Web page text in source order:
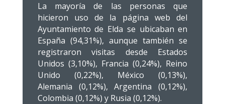
La mayoría de las personas que
hicieron uso de la página web del
Ayuntamiento de Elda se ubicaban en
España (94,31%), aunque también se
registraron visitas desde Estados
Unidos (3,10%), Francia (0,24%), Reino
Unido (0,22%), México (0,13%),
Alemania (0,12%), Argentina (0,12%),
Colombia (0,12%) y Rusia (0,12%).